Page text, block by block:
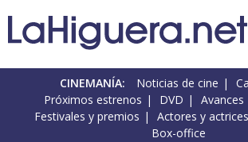
CINEMANÍA: Noticias de cine
Próximos estrenos
DVD Avances
Festivales y premios
Actores y actrices
Box-office